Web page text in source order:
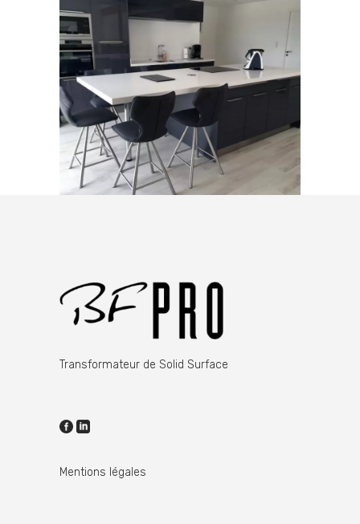
Cuisine
Transformateur de Solid Surface
Mentions légales